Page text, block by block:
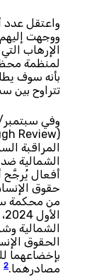
واعتقل
الإرهاب
لمنظمة
بأنه سوف
تتراوح بين
وفي
المراقبة
الشمالية
أفعال يُرجَّح
حقوق
من محكمة
الشمالية
الحقوق
بإخضاعهما
مصادرهما.2